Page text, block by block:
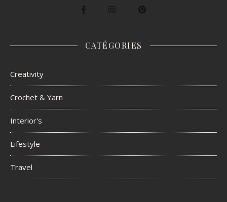
CATÉGORIES
Creativity
Crochet & Yarn
Interior's
Lifestyle
Travel